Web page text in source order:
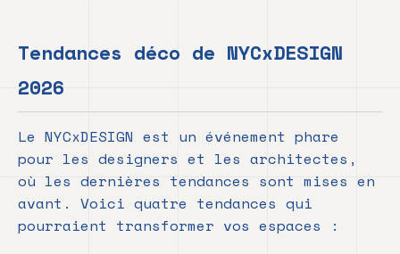
Tendances déco de NYCxDESIGN
2026
Le NYCxDESIGN est un événement phare
pour les designers et les architectes,
où les dernières tendances sont mises en
avant. Voici quatre tendances qui
pourraient transformer vos espaces :